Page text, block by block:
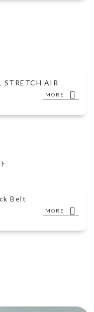
STRETCH AIR
MORE
Belt
MORE